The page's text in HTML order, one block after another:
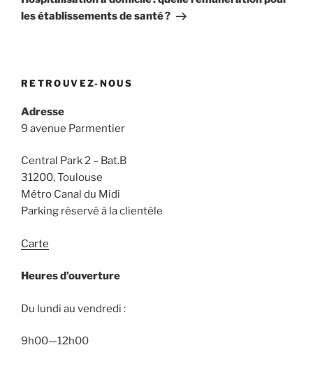
les établissements de santé ?
RETROUVEZ-NOUS
Adresse
9 avenue Parmentier
Central Park 2 – Bat.B
31200, Toulouse
Métro Canal du Midi
Parking réservé à la clientèle
Carte
Heures d’ouverture
Du lundi au vendredi :
9h00—12h00